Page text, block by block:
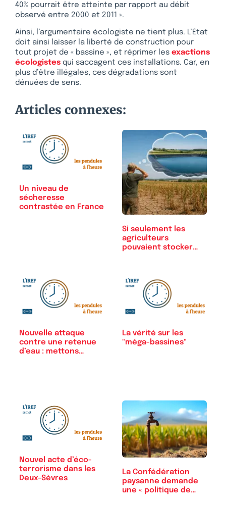
40% pourrait être atteinte par rapport au débit
observé entre 2000 et 2011 ».
Ainsi, l’argumentaire écologiste ne tient plus. L’État
doit ainsi laisser la liberté de construction pour
tout projet de « bassine », et réprimer les exactions
écologistes qui saccagent ces installations. Car, en
plus d’être illégales, ces dégradations sont
dénuées de sens.
Articles connexes:
Un niveau de
sécheresse
contrastée en France
Si seulement les
agriculteurs
pouvaient stocker
Nouvelle attaque
contre une retenue
d’eau : mettons…
La vérité sur les
"méga-bassines"
Nouvel acte d’éco-
terrorisme dans les
Deux-Sèvres
La Confédération
paysanne demande
une « politique de…